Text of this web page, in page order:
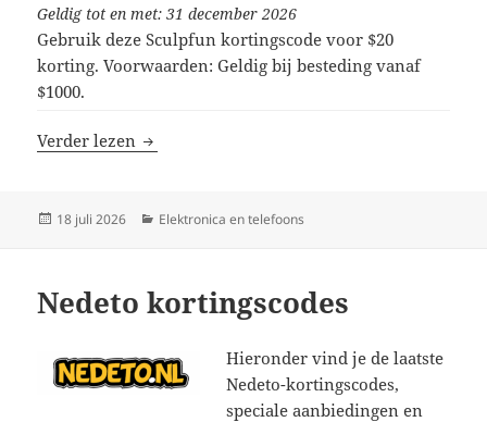
Geldig tot en met: 31 december 2026
Gebruik deze Sculpfun kortingscode voor $20
korting. Voorwaarden: Geldig bij besteding vanaf
$1000.
Verder lezen Sculpfun kortingscodes
Geplaatst
18 juli 2026 Categorieën
Elektronica en telefoons
Nedeto kortingscodes
Hieronder vind je de laatste
Nedeto-kortingscodes,
speciale aanbiedingen en